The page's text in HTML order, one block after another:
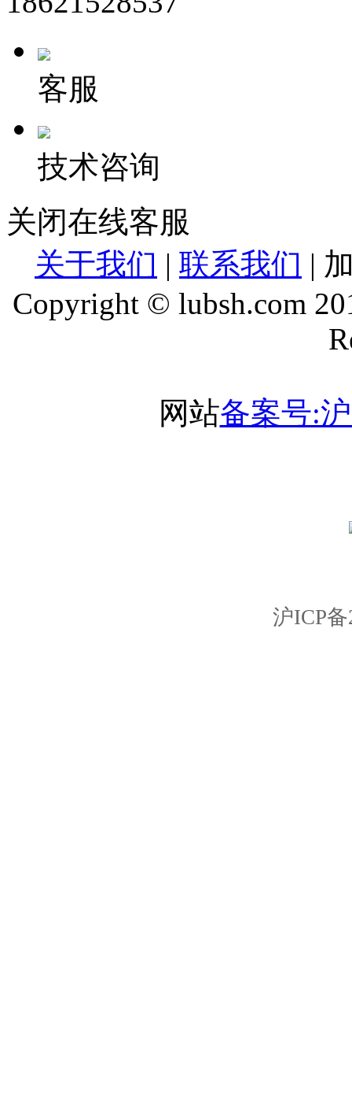
客服
技术咨询
关闭在线客服
关于我们 | 联系我们 |
Copyright © lubsh.com
网站备案号:
沪ICP